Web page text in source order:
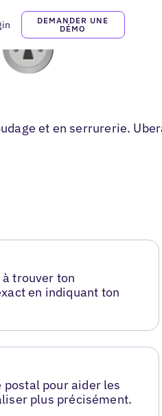
DEMANDER UNE
DÉMO
et en serrurerie.
trouver ton
en indiquant ton
postal pour aider les
plus précisément.